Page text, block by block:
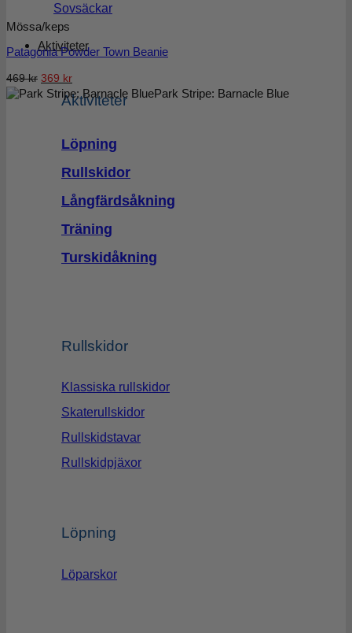
Sovsäckar
Aktiviteter
Aktiviteter
Löpning
Rullskidor
Långfärdsåkning
Träning
Turskidåkning
Rullskidor
Klassiska rullskidor
Skaterullskidor
Rullskidstavar
Rullskidpjäxor
Löpning
Löparskor
Park Stripe: Barnacle Blue
Mössa/keps
Patagonia Powder Town Beanie
469kr Det
ursprungliga
469 kr.
369 krDet
nuvarande
369 kr.